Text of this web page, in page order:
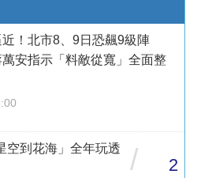
！北市8、9日恐飆9級陣
安指示「料敵從寬」全面整
到花海」全年玩透
/ 2